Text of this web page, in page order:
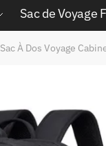
Sac de Voyage
Sac À Dos Voyage